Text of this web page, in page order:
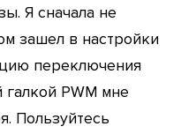
Я сначала не
зашел в настройки
переключения
PWM мне
Пользуйтесь